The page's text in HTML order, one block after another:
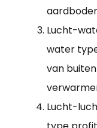
Lucht-
water
van
Lucht-